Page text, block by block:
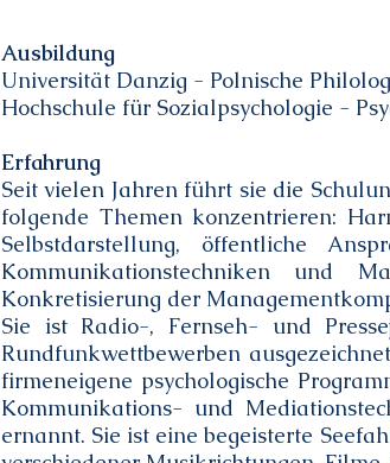
Ausbildung
Universität Danzig - Polnische
Hochschule für Sozialpsychologie -
Erfahrung
Seit vielen Jahren führt sie die
folgende Themen konzentrieren:
Selbstdarstellung, öffentliche
Kommunikationstechniken und
Konkretisierung der
Sie ist Radio-, Fernseh- und
Rundfunkwettbewerben
firmeneigene psychologische
Kommunikations- und
ernannt. Sie ist eine begeisterte